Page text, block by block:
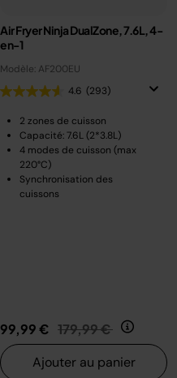
Air Fryer Ninja DualZone, 7.6L, 4-
en-1
Modèle: AF200EU
4.6 (293)
2 zones de cuisson
Capacité: 7.6L (2*3.8L)
4 modes de cuisson (max
220°C)
Synchronisation des
cuissons
99,99 € Prix réduit de
179,99 € au
Ajouter au panier